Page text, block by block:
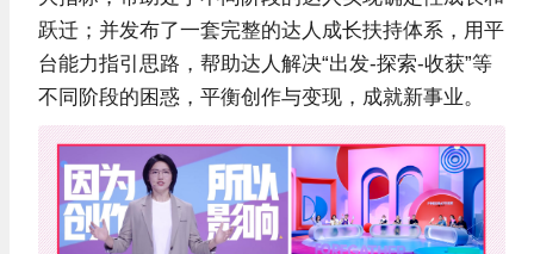
跃迁；并发布了一套完整的达人成长扶持体系，用平
台能力指引思路，帮助达人解决“出发-探索-收获”等
不同阶段的困惑，平衡创作与变现，成就新事业。